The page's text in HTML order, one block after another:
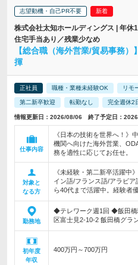
志望動機・自己PR不要
株式会社太知ホールディングス | 年
住宅手当あり／残業少なめ
【総合職（海外営業/貿易事務
揮
正社員 職種・業種未経験OK リモ
第二新卒歓迎 転勤なし 完全週休2
情報更新日：2026/08/06 終了予定日：
仕事内容
《日本の技術を世界へ！》
機関へ向けた海外営業、
務を適性に応じてお任せ。
対象と
なる方
《未経験・第二新卒活躍
イン語/フランス語/アラビ
ら40代まで活躍中。経験者
勤務地
◆テレワーク週1回 ◆飯田橋
区富士見2-10-2 飯田橋グラ
初年度
年収
400万円～700万円